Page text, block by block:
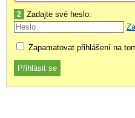
2 Zadajte své heslo:
Zapamatovat přihlášení na